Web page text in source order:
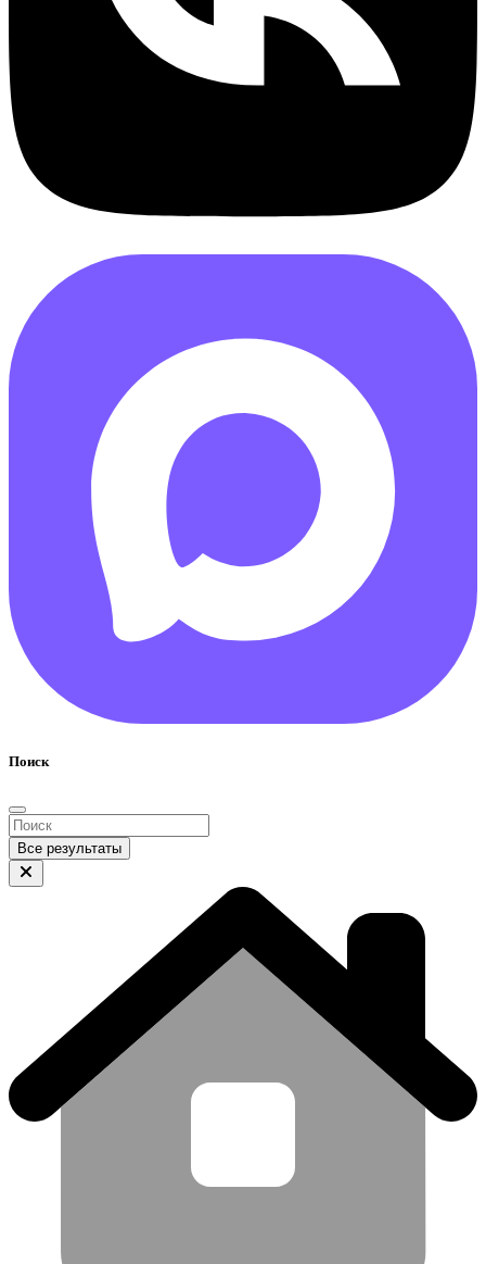
Поиск
Все результаты